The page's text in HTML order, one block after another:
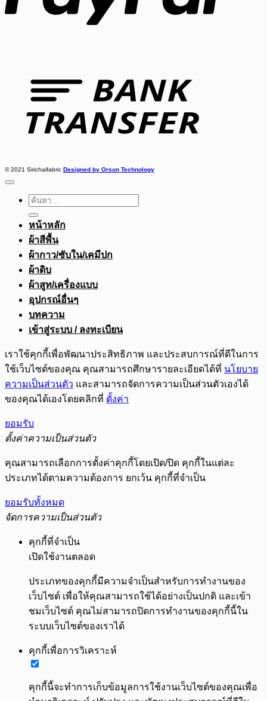
© 2021 Sirichaifabric Designed by Orson Technology
ค้นหา:
หน้าหลัก
ผ้าสีพื้น
ผ้ากาว/ซับใน/เคมีปก
ผ้าดิบ
ผ้าสูท/เครื่องแบบ
อุปกรณ์อื่นๆ
บทความ
เข้าสู่ระบบ / ลงทะเบียน
เราใช้คุกกี้เพื่อพัฒนาประสิทธิภาพ และประสบการณ์ที่ดีในการ
ใช้เว็บไซต์ของคุณ คุณสามารถศึกษารายละเอียดได้ที่ นโยบาย
ความเป็นส่วนตัว และสามารถจัดการความเป็นส่วนตัวเองได้
ของคุณได้เองโดยคลิกที่ ตั้งค่า
ยอมรับ
ตั้งค่าความเป็นส่วนตัว
คุณสามารถเลือกการตั้งค่าคุกกี้โดยเปิด/ปิด คุกกี้ในแต่ละ
ประเภทได้ตามความต้องการ ยกเว้น คุกกี้ที่จำเป็น
ยอมรับทั้งหมด
จัดการความเป็นส่วนตัว
คุกกี้ที่จำเป็น
เปิดใช้งานตลอด
ประเภทของคุกกี้มีความจำเป็นสำหรับการทำงานของ
เว็บไซต์ เพื่อให้คุณสามารถใช้ได้อย่างเป็นปกติ และเข้า
ชมเว็บไซต์ คุณไม่สามารถปิดการทำงานของคุกกี้นี้ใน
ระบบเว็บไซต์ของเราได้
คุกกี้เพื่อการวิเคราะห์
คุกกี้นี้จะทำการเก็บข้อมูลการใช้งานเว็บไซต์ของคุณเพื่อ